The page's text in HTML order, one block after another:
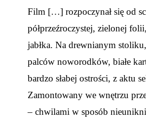
Film […] rozpoczynał się od
półprzeźroczystej, zielonej
jabłka. Na drewnianym
palców noworodków, białe
bardzo słabej ostrości, z aktu
Zamontowany we wnętrzu
– chwilami w sposób